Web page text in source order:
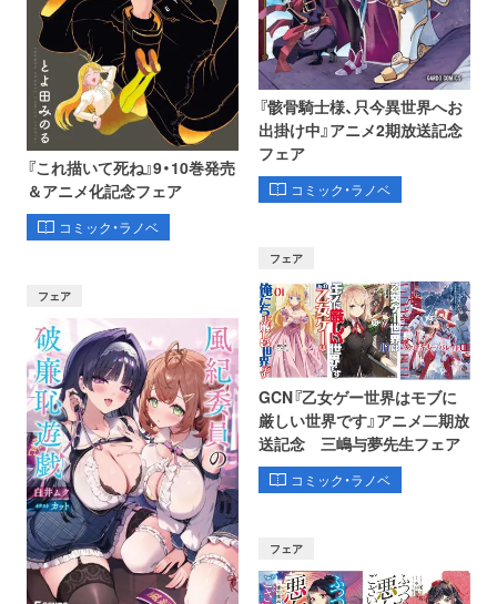
『これ描いて死ね』9・10巻発売
＆アニメ化記念フェア
コミック・ラノベ
『骸骨騎士様、只今異世界へお
出掛け中』アニメ2期放送記念
フェア
コミック・ラノベ
フェア
フェア
GCN『乙女ゲー世界はモブに
厳しい世界です』アニメ二期放
送記念 三嶋与夢先生フェア
コミック・ラノベ
フェア